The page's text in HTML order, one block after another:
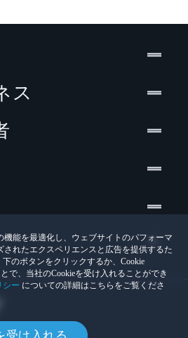
機能を最適化し、ウェブサイトのパフォーマ
されたエクスペリエンスと広告を提供するた
のボタンをクリックするか、Cookie
で、当社のCookieを受け入れることができ
シー についての詳細はこちらをご覧くださ
ス